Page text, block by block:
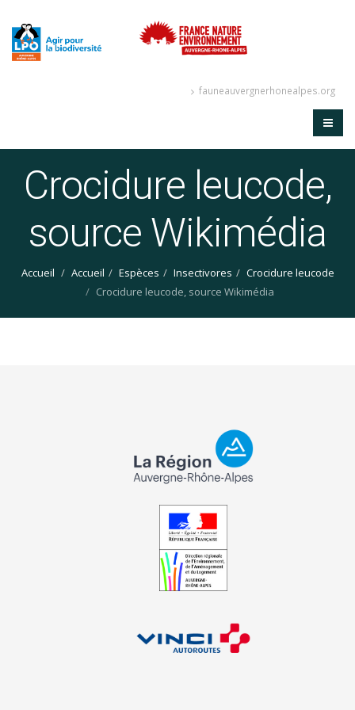
fauneauvergnerhonealpes.org
Crocidure leucode,
source Wikimédia
Accueil Accueil Espèces Insectivores
Crocidure leucode
Crocidure leucode, source Wikimédia